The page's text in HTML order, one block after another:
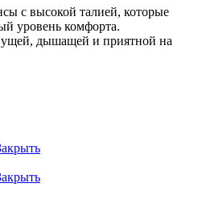
с высокой талией, которые
уровень комфорта.
дышащей и приятной на